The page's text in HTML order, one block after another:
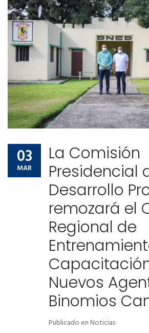
Noticias
Comunidad de ayuda
Contactos
Comunidad de ayuda
Contactos
03
MAR
La Comisión
Presidencial
Desarrollo
remozará el
Regional de
Nuevos
Binomios
Publicado enNoticias